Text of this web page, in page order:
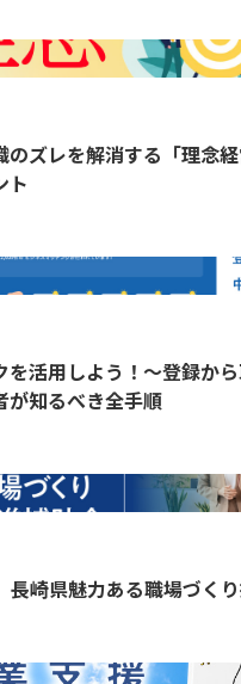
のズレを解消する「理念
ト
を活用しよう！〜登録か
が知るべき全手順
長崎県魅力ある職場づく